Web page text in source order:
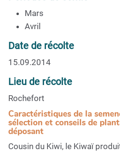
Mars
Avril
Date de récolte
15.09.2014
Lieu de récolte
Rochefort
Caractéristiques de la
sélection et conseils de
déposant
Cousin du Kiwi, le Kiwaï